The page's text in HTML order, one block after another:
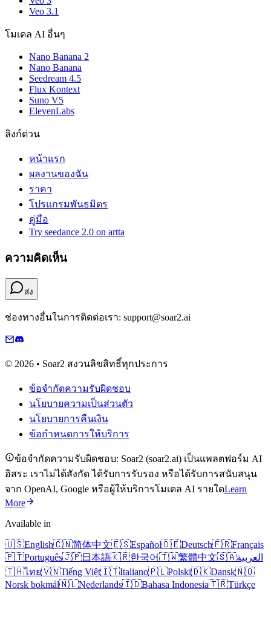
Veo 3.1
โมเดล AI อื่นๆ
Nano Banana 2
Nano Banana
Seedream 4.5
Flux Kontext
Suno V5
ElevenLabs
ลิงก์ด่วน
หน้าแรก
ผลงานของฉัน
ราคา
โปรแกรมพันธมิตร
คู่มือ
Try seedance 2.0 on artta
ความคิดเห็น
ส่ง
ช่องทางอื่นในการติดต่อเรา: support@soar2.ai
© 2026 • Soar2 สงวนลิขสิทธิ์ทุกประการ
ข้อจำกัดความรับผิดชอบ
นโยบายความเป็นส่วนตัว
นโยบายการคืนเงิน
ข้อกำหนดการให้บริการ
ข้อจำกัดความรับผิดชอบ: Soar2 (soar2.ai) เป็นแพลตฟอร์ม AI
อิสระ เราไม่ได้สังกัด ได้รับการรับรอง หรือได้รับการสนับสนุน
จาก OpenAI, Google หรือผู้ให้บริการโมเดล AI รายใดLearn
More
Available in
🇺🇸English🇨🇳简体中文🇪🇸Español🇩🇪Deutsch🇫🇷Français
🇵🇹Português🇯🇵日本語🇰🇷한국어🇹🇼繁體中文🇸🇦العربية
🇹🇭ไทย🇻🇳Tiếng Việt🇮🇹Italiano🇵🇱Polski🇩🇰Dansk🇳🇴
Norsk bokmål🇳🇱Nederlands🇮🇩Bahasa Indonesia🇹🇷Türkçe